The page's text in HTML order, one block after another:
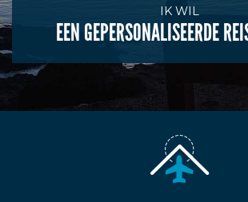
IK WIL
EEN GEPERSONALISEERDE